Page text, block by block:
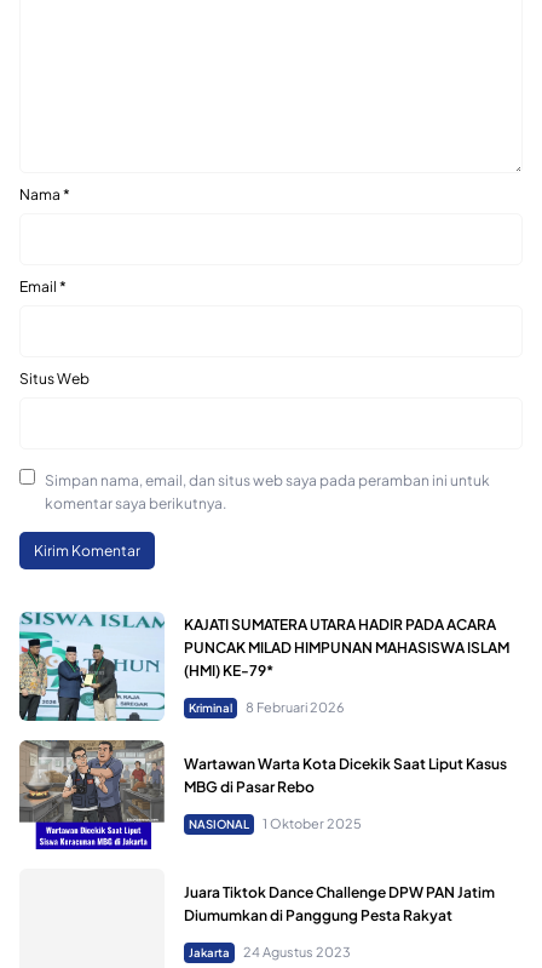
Nama *
Email *
Situs Web
Simpan nama, email, dan situs web saya pada peramban ini untuk
komentar saya berikutnya.
KAJATI SUMATERA UTARA HADIR PADA ACARA
PUNCAK MILAD HIMPUNAN MAHASISWA ISLAM
(HMI) KE-79*
Kriminal 8 Februari 2026
Wartawan Warta Kota Dicekik Saat Liput Kasus
MBG di Pasar Rebo
NASIONAL 1 Oktober 2025
Juara Tiktok Dance Challenge DPW PAN Jatim
Diumumkan di Panggung Pesta Rakyat
Jakarta 24 Agustus 2023